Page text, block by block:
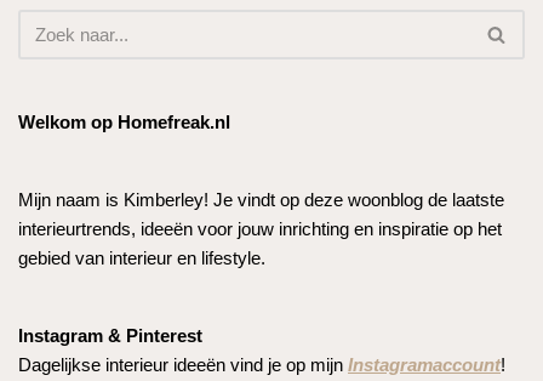
Welkom op Homefreak.nl
Mijn naam is Kimberley! Je vindt op deze woonblog de laatste
interieurtrends, ideeën voor jouw inrichting en inspiratie op het
gebied van interieur en lifestyle.
Instagram & Pinterest
Dagelijkse interieur ideeën vind je op mijn Instagramaccount!